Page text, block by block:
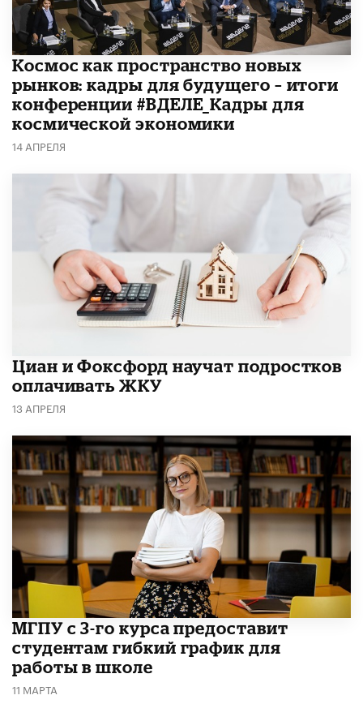
Космос как пространство новых
рынков: кадры для будущего – итоги
конференции #ВДЕЛЕ_Кадры для
космической экономики
14 АПРЕЛЯ
Циан и Фоксфорд научат подростков
оплачивать ЖКУ
13 АПРЕЛЯ
МГПУ с 3-го курса предоставит
студентам гибкий график для
работы в школе
11 МАРТА